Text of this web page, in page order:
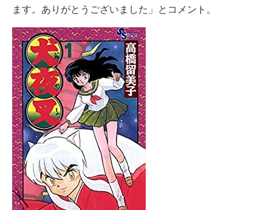
経営リーダーのコミュニティ
マーケ×ITの今がよく分かる
ITエンジニア向け専門サイト
企業向けIT製品の総合サイト
IT製品の技術・比較・事例
製造業のIT導入・活用を支援
モノづくり技術者専門サイト
エレクトロニクス専門サイト
ます。ありがとうございました」とコメント。